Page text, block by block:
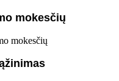
mokesčių